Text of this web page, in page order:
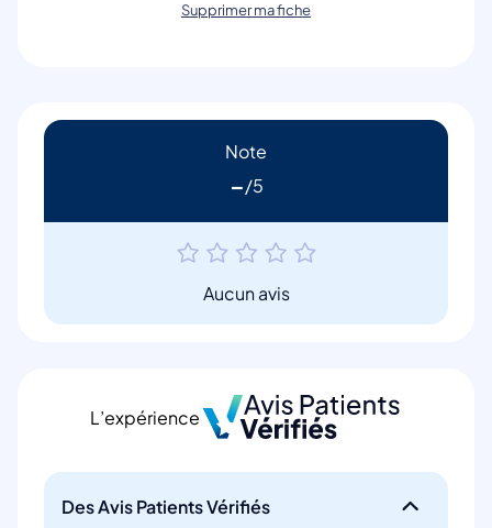
Supprimer ma fiche
Note
-
Aucun avis
L’expérience
Des Avis Patients Vérifiés